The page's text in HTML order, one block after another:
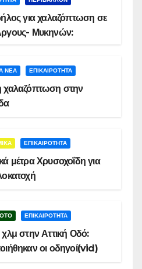
για χαλαζόπτωση σε
Μυκηνών:
ΝΕΑ ΕΠΙΚΑΙΡΟΤΗΤΑ
χαλαζόπτωση στην
ΕΠΙΚΑΙΡΟΤΗΤΑ
μέτρα Χρυσοχοΐδη για
ΕΠΙΚΑΙΡΟΤΗΤΑ
στην Αττική Οδό:
οι οδηγοί(vid)